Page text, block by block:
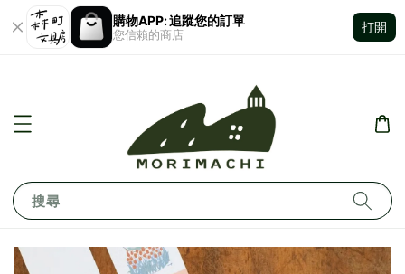
購物APP: 追蹤您的訂單
您信賴的商店
打開
搜尋